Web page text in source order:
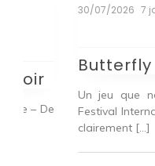
30/07/2026 7 jours
Butterfly
Un jeu que nous
Festival International
clairement […]